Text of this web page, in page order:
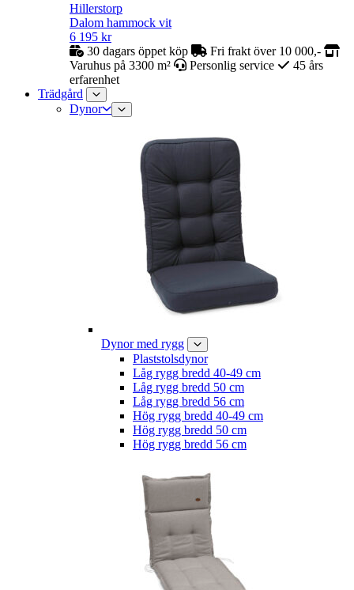
Hillerstorp
Dalom hammock vit
6 195 kr
30 dagars öppet köp
Fri frakt över 10 000,-
Varuhus på 3300 m²
Personlig service
45 års
erfarenhet
Trädgård
Dynor
Dynor med rygg
Plaststolsdynor
Låg rygg bredd 40-49 cm
Låg rygg bredd 50 cm
Låg rygg bredd 56 cm
Hög rygg bredd 40-49 cm
Hög rygg bredd 50 cm
Hög rygg bredd 56 cm